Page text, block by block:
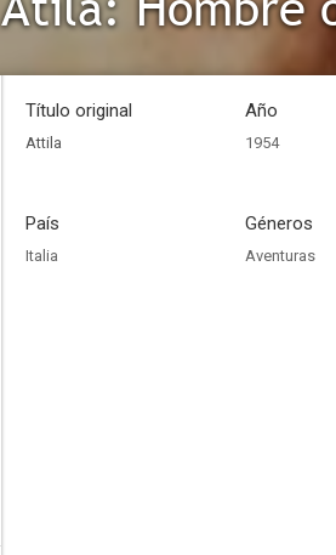
Título original
Attila
Año
1954
País
Italia
Géneros
Aventuras